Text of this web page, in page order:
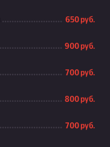
650 руб.
900 руб.
700 руб.
800 руб.
700 руб.